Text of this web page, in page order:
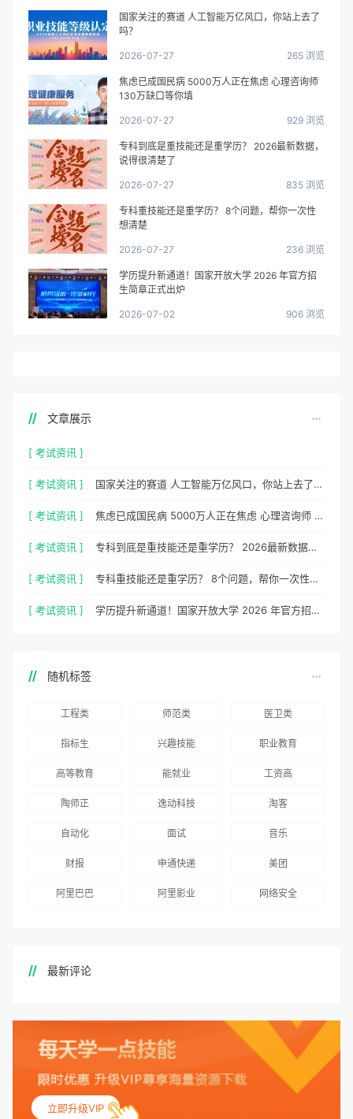
国家关注的赛道 人工智能万亿风口，你站上去了
吗？
2026-07-27 265 浏览
焦虑已成国民病 5000万人正在焦虑 心理咨询师
130万缺口等你填
2026-07-27 929 浏览
专科到底是重技能还是重学历？ 2026最新数据，
说得很清楚了
2026-07-27 835 浏览
专科重技能还是重学历？ 8个问题，帮你一次性
想清楚
2026-07-27 236 浏览
学历提升新通道！国家开放大学 2026 年官方招
生简章正式出炉
2026-07-02 906 浏览
文章展示
[ 考试资讯 ]
[ 考试资讯 ] 国家关注的赛道 人工智能万亿风口，你站上去了吗？
[ 考试资讯 ] 焦虑已成国民病 5000万人正在焦虑 心理咨询师 130万缺口等你填
[ 考试资讯 ] 专科到底是重技能还是重学历？ 2026最新数据，说得很清楚了
[ 考试资讯 ] 专科重技能还是重学历？ 8个问题，帮你一次性想清楚
[ 考试资讯 ] 学历提升新通道！国家开放大学 2026 年官方招生简章正式出炉
随机标签
工程类 师范类 医卫类
指标生 兴趣技能 职业教育
高等教育 能就业 工资高
陶师正 逸动科技 淘客
自动化 面试 音乐
财报 申通快递 美团
阿里巴巴 阿里影业 网络安全
最新评论
立即升级VIP